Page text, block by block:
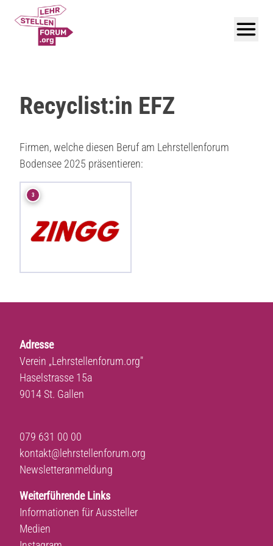
Recyclist:in EFZ
Firmen, welche diesen Beruf am Lehrstellenforum
Bodensee 2025 präsentieren:
3
Adresse
Verein „Lehrstellenforum.org"
Haselstrasse 15a
9014 St. Gallen
079 631 00 00
kontakt@lehrstellenforum.org
Newsletteranmeldung
Weiterführende Links
Informationen für Aussteller
Medien